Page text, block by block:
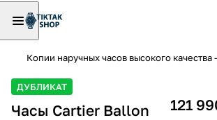
Копии наручных часов высокого
ДУБЛИКАТ
Часы Cartier Ballon
121